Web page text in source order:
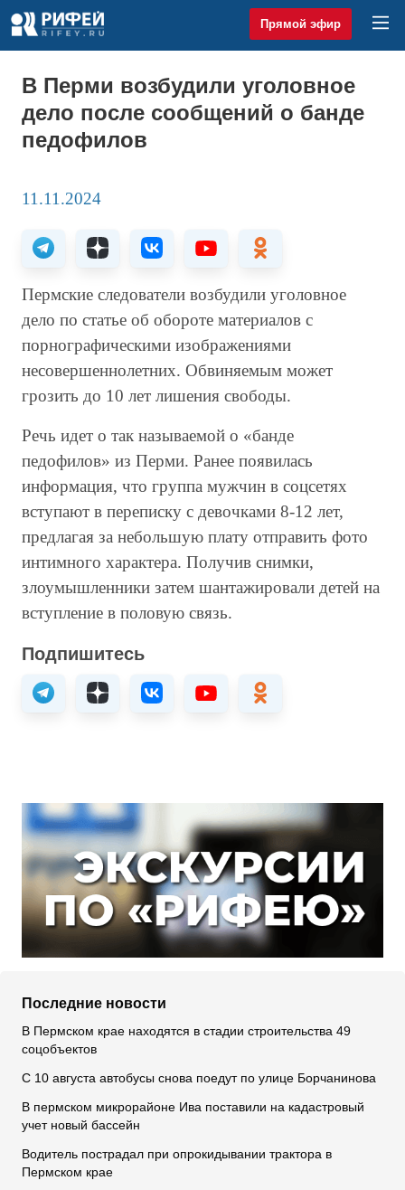
Прямой эфир
В Перми возбудили уголовное
дело после сообщений о банде
педофилов
11.11.2024
Пермские следователи возбудили уголовное
дело по статье об обороте материалов с
порнографическими изображениями
несовершеннолетних. Обвиняемым может
грозить до 10 лет лишения свободы.
Речь идет о так называемой о «банде
педофилов» из Перми. Ранее появилась
информация, что группа мужчин в соцсетях
вступают в переписку с девочками 8-12 лет,
предлагая за небольшую плату отправить фото
интимного характера. Получив снимки,
злоумышленники затем шантажировали детей на
вступление в половую связь.
Подпишитесь
Последние новости
В Пермском крае находятся в стадии строительства 49
соцобъектов
С 10 августа автобусы снова поедут по улице Борчанинова
В пермском микрорайоне Ива поставили на кадастровый
учет новый бассейн
Водитель пострадал при опрокидывании трактора в
Пермском крае